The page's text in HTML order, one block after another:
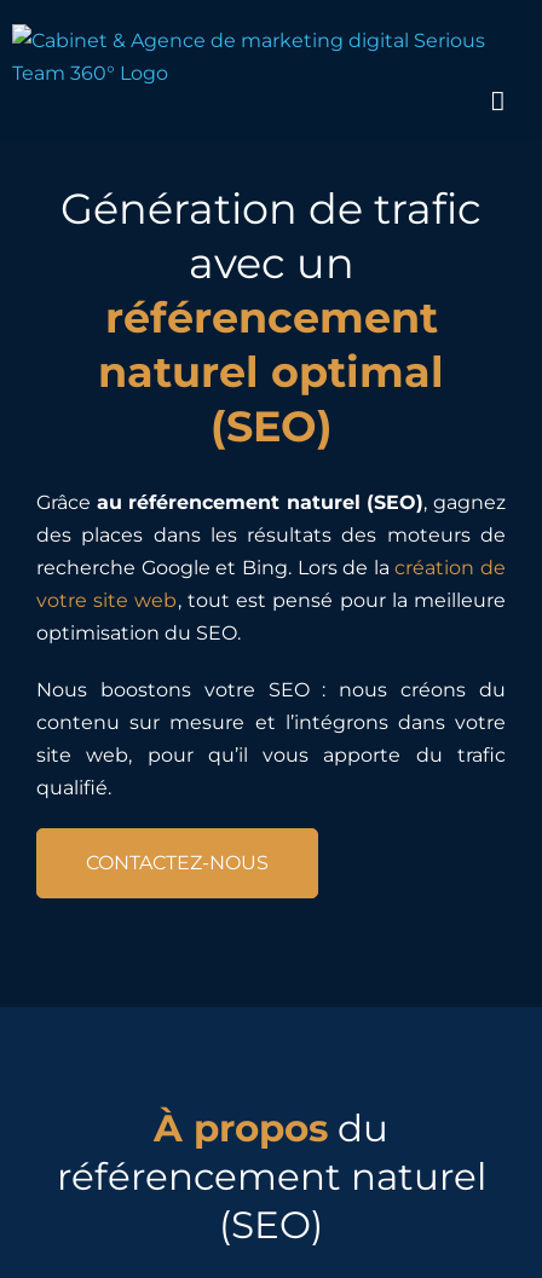
au
contenu
Génération de trafic
avec un
référencement
naturel optimal
(SEO)
Grâce au référencement naturel (SEO), gagnez
des places dans les résultats des moteurs de
recherche Google et Bing. Lors de lacréation de
votre site web, tout est pensé pour la meilleure
optimisation du SEO.
Nous boostons votre SEO : nous créons du
contenu sur mesure et l’intégrons dans votre
site web, pour qu’il vous apporte du trafic
qualifié.
CONTACTEZ-NOUS
À propos du
référencement naturel
(SEO)